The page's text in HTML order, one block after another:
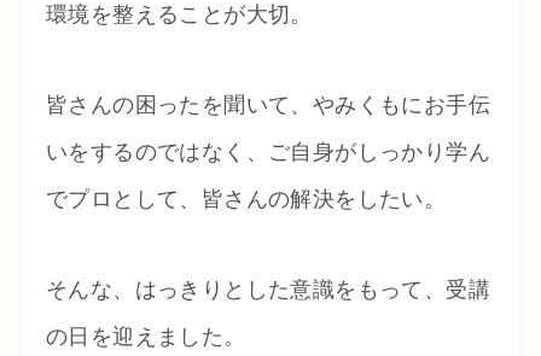
環境を整えることが大切。
皆さんの困ったを聞いて、やみくもにお手伝
いをするのではなく、ご自身がしっかり学ん
でプロとして、皆さんの解決をしたい。
そんな、はっきりとした意識をもって、受講
の日を迎えました。